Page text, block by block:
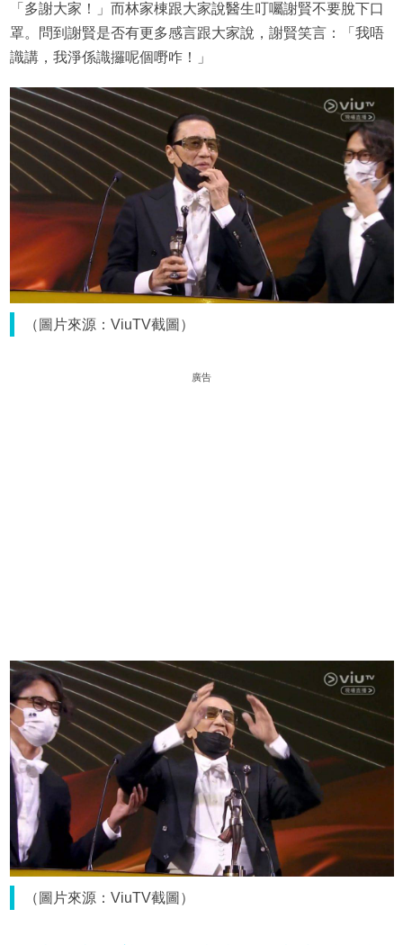
「多謝大家！」而林家棟跟大家說醫生叮囑謝賢不要脫下口
罩。問到謝賢是否有更多感言跟大家說，謝賢笑言：「我唔
識講，我淨係識攞呢個嘢咋！」
（圖片來源：ViuTV截圖）
廣告
（圖片來源：ViuTV截圖）